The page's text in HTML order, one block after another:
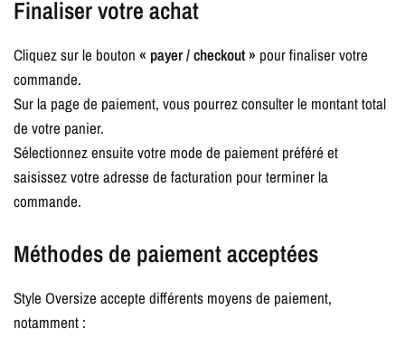
Finaliser votre achat
Cliquez sur le bouton« payer / checkout » pour finaliser votre
commande.
Sur la page de paiement, vous pourrez consulter le montant total
de votre panier.
Sélectionnez ensuite votre mode de paiement préféré et
saisissez votre adresse de facturation pour terminer la
commande.
Méthodes de paiement acceptées
Style Oversize accepte différents moyens de paiement,
notamment :